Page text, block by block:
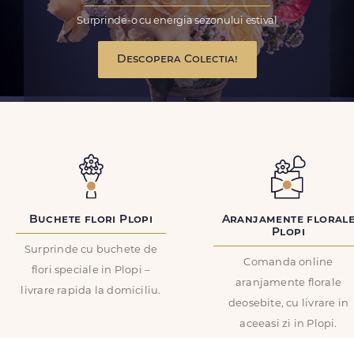
Surprinde-o cu energia sezonului estival
Descopera Colectia!
Buchete flori Plopi
Surprinde cu buchete de
flori speciale in Plopi –
livrare rapida la domiciliu.
Aranjamente
Plopi
Comanda online
aranjamente florale
deosebite, cu livrare in
aceeasi zi in Plopi.